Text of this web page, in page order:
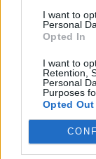
I want to
Personal
Opted In
I want to
Retention,
Personal
Purposes
Opted Out
anglia
leszakadt
angliai iskola
leszakadt